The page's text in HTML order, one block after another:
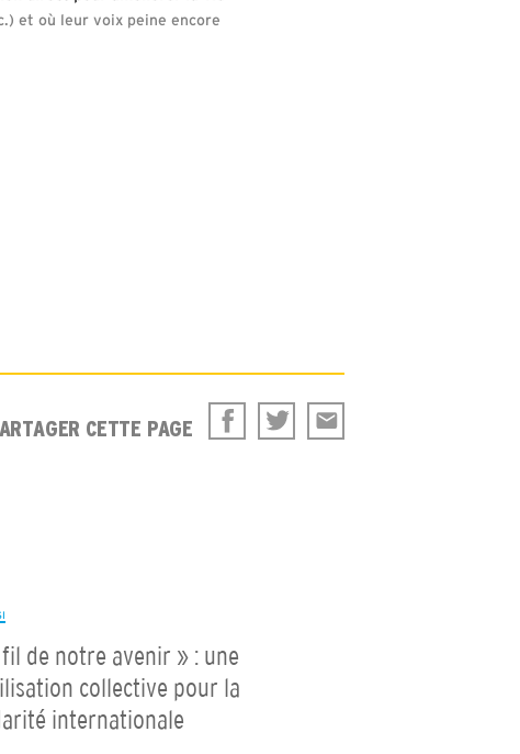
et où leur voix peine encore
CETTE PAGE
de notre avenir » : une
collective pour la
internationale